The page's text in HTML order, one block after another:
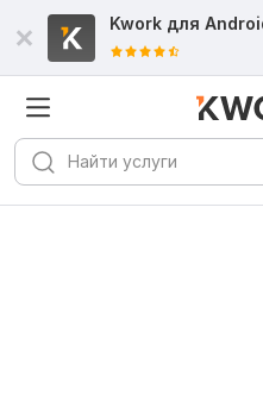
Kwork для